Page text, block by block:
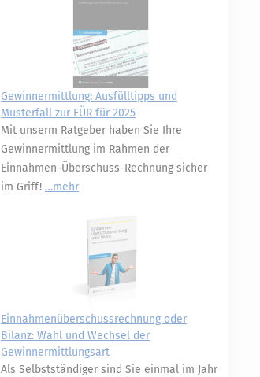
Gewinnermittlung: Ausfülltipps und
Musterfall zur EÜR für 2025
Mit unserm Ratgeber haben Sie Ihre
Gewinnermittlung im Rahmen der
Einnahmen-Überschuss-Rechnung sicher
im Griff!
mehr
Einnahmenüberschussrechnung oder
Bilanz: Wahl und Wechsel der
Gewinnermittlungsart
Als Selbstständiger sind Sie einmal im Jahr